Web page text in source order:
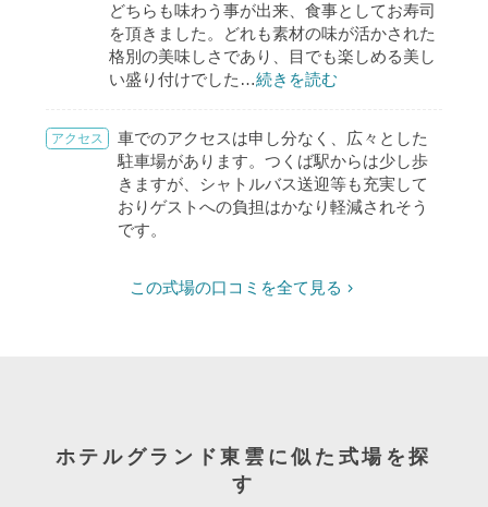
どちらも味わう事が出来、食事としてお寿司
を頂きました。どれも素材の味が活かされた
格別の美味しさであり、目でも楽しめる美し
い盛り付けでした …続きを読む
アクセス
車でのアクセスは申し分なく、広々とした
駐車場があります。つくば駅からは少し歩
きますが、シャトルバス送迎等も充実して
おりゲストへの負担はかなり軽減されそう
です。
この式場の口コミを全て見る
ホテルグランド東雲に似た式場を探
す